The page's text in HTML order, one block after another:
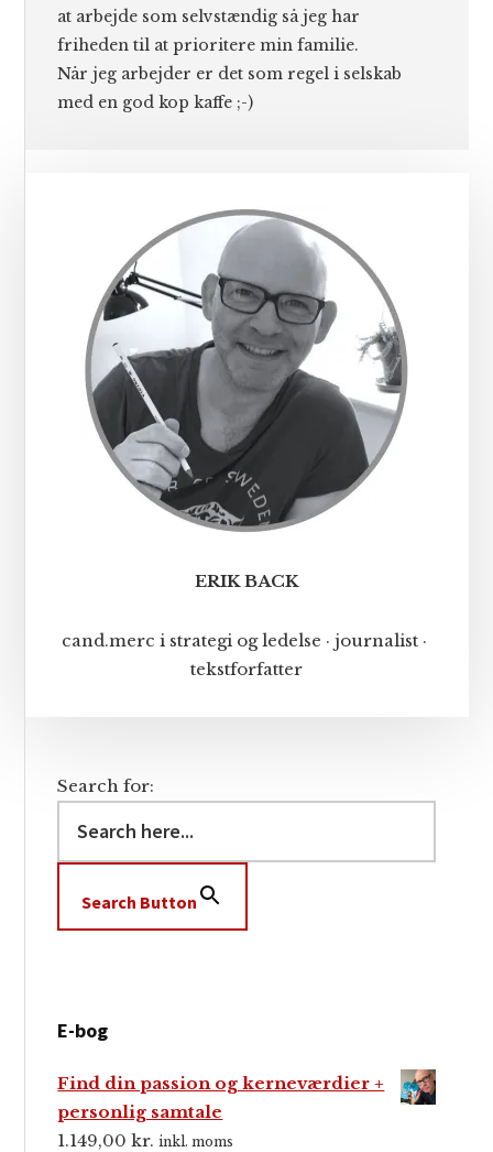
at arbejde som selvstændig så jeg har
friheden til at prioritere min familie.
Når jeg arbejder er det som regel i selskab
med en god kop kaffe ;-)
ERIK BACK
cand.merc i strategi og ledelse · journalist ·
tekstforfatter
Search for:
Search Button
E-bog
Find din passion og kerneværdier +
personlig samtale
1.149,00kr. inkl. moms